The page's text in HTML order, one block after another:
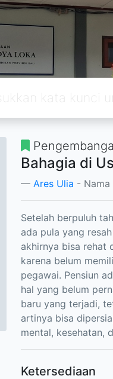
Bahagia di
Ares Ulia - Nama
Setelah berpuluh
ada pula yang
akhirnya bisa rehat
karena belum
pegawai. Pensiun
hal yang belum
baru yang terjadi,
artinya bisa
mental, kesehatan,
Ketersediaan